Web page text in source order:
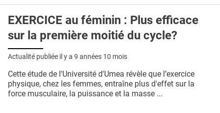
EXERCICE au féminin : Plus efficace
sur la première moitié du cycle?
Actualité publiée il y a 9 années 10 mois
Cette étude de l'Université d'Umea révèle que l’exercice
physique, chez les femmes, entraîne plus d'effet sur la
force musculaire, la puissance et la masse ...